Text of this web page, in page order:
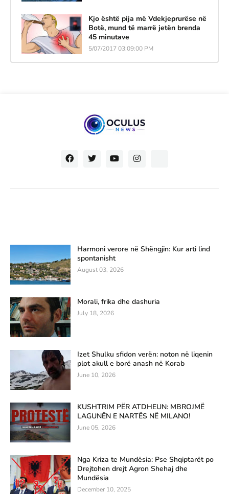
Kjo është pija më Vdekjeprurëse në
Botë, mund të marrë jetën brenda
45 minutave
5/07/2017 03:09:00 PM
Harmoni verore në Shëngjin: Kur arti lind
spontanisht
August 03, 2026
Morali, frika dhe dashuria
July 18, 2026
Izet Shulku sfidon verën: noton në liqenin
plot akull e borë anash në Korab
June 10, 2026
KUSHTRIM PËR ATDHEUN: MBROJMË
LAGUNËN E NARTËS NË MILANO!
June 05, 2026
Nga Kriza te Mundësia: Pse Shqiptarët po
Drejtohen drejt Agron Shehaj dhe
Mundësia
December 10, 2025